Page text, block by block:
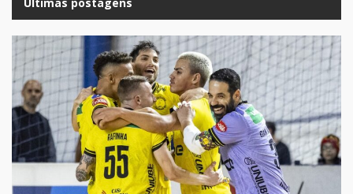
Últimas postagens